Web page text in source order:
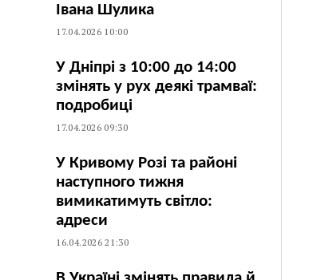
Івана Шулика
17.04.2026 10:00
У Дніпрі з 10:00 до 14:00
змінять у рух деякі трамваї:
подробиці
17.04.2026 09:30
У Кривому Розі та районі
наступного тижня
вимикатимуть світло:
адреси
16.04.2026 21:30